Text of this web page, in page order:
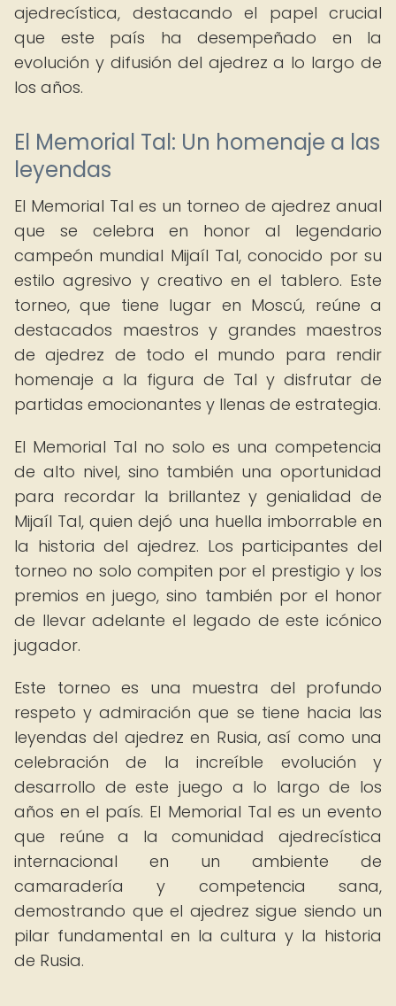
ajedrecística, destacando el papel crucial
que este país ha desempeñado en la
evolución y difusión del ajedrez a lo largo de
los años.
El Memorial Tal: Un homenaje a las
leyendas
El Memorial Tal es un torneo de ajedrez anual
que se celebra en honor al legendario
campeón mundial Mijaíl Tal, conocido por su
estilo agresivo y creativo en el tablero. Este
torneo, que tiene lugar en Moscú, reúne a
destacados maestros y grandes maestros
de ajedrez de todo el mundo para rendir
homenaje a la figura de Tal y disfrutar de
partidas emocionantes y llenas de estrategia.
El Memorial Tal no solo es una competencia
de alto nivel, sino también una oportunidad
para recordar la brillantez y genialidad de
Mijaíl Tal, quien dejó una huella imborrable en
la historia del ajedrez. Los participantes del
torneo no solo compiten por el prestigio y los
premios en juego, sino también por el honor
de llevar adelante el legado de este icónico
jugador.
Este torneo es una muestra del profundo
respeto y admiración que se tiene hacia las
leyendas del ajedrez en Rusia, así como una
celebración de la increíble evolución y
desarrollo de este juego a lo largo de los
años en el país. El Memorial Tal es un evento
que reúne a la comunidad ajedrecística
internacional en un ambiente de
camaradería y competencia sana,
demostrando que el ajedrez sigue siendo un
pilar fundamental en la cultura y la historia
de Rusia.